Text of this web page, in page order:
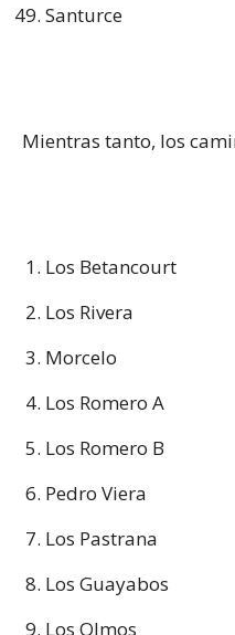
Santurce
Mientras tanto, los
Los Betancourt
Los Rivera
Morcelo
Los Romero A
Los Romero B
Pedro Viera
Los Pastrana
Los Guayabos
Los Olmos